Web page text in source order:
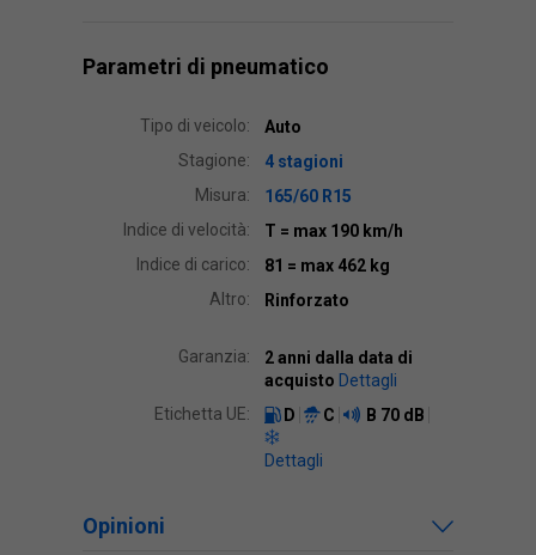
Parametri di pneumatico
Tipo di veicolo:
Auto
Stagione:
4 stagioni
Misura:
165/60 R15
Indice di velocità:
T = max 190 km/h
Indice di carico:
81 = max 462 kg
Altro:
Rinforzato
Garanzia:
2 anni dalla data di
acquisto Dettagli
Etichetta UE:
D C B 70 dB
Dettagli
Opinioni